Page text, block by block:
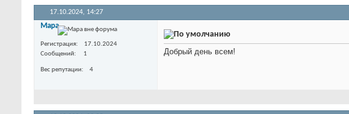
17.10.2024, 14:27
Мара
Регистрация
17.10.2024
Сообщений
1
Вес репутации 4
Добрый день всем!